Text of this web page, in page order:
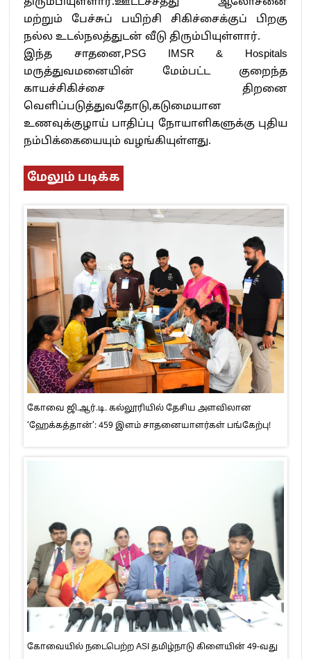
திரும்பியுள்ளார்.ஊட்டச்சத்து ஆலோசனை
மற்றும் பேச்சுப் பயிற்சி சிகிச்சைக்குப் பிறகு
நல்ல உடல்நலத்துடன் வீடு திரும்பியுள்ளார்.
இந்த சாதனை,PSG IMSR & Hospitals
மருத்துவமனையின் மேம்பட்ட குறைந்த
காயச்சிகிச்சை திறனை
வெளிப்படுத்துவதோடு,கடுமையான
உணவுக்குழாய் பாதிப்பு நோயாளிகளுக்கு புதிய
நம்பிக்கையையும் வழங்கியுள்ளது.
மேலும் படிக்க
கோவை ஜி.ஆர்.டி. கல்லூரியில் தேசிய அளவிலான
‘ஹேக்கத்தான்’: 459 இளம் சாதனையாளர்கள் பங்கேற்பு!
கோவையில் நடைபெற்ற ASI தமிழ்நாடு கிளையின் 49-வது